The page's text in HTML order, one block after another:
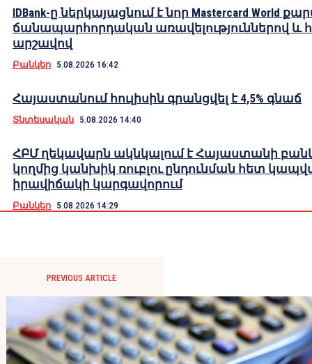
IDBank-ը ներկայացնում է նոր Mastercard World
ճանապարհորդական առավելություններով և
արշավով
Բանկեր 5.08.2026 16:42
Հայաստանում հուլիսին գրանցվել է 4,5% գնաճ
Տնտեսական 5.08.2026 14:40
ՀԲՄ ղեկավարն ակնկալում է Հայաստանի
կողմից կանխիկ ռուբլու ընդունման հետ
իրավիճակի կարգավորում
Բանկեր 5.08.2026 14:29
PREVIOUS ARTICLE